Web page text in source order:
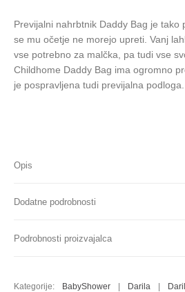
Kategorije: BabyShower | Darila |
Previjalni nahrbtnik Daddy Bag je tako
se mu očetje ne morejo upreti. Vanj
vse potrebno za malčka, pa tudi vse
Childhome Daddy Bag ima ogromno
je pospravljena tudi previjalna podloga.
Opis
Dodatne podrobnosti
Podrobnosti proizvajalca